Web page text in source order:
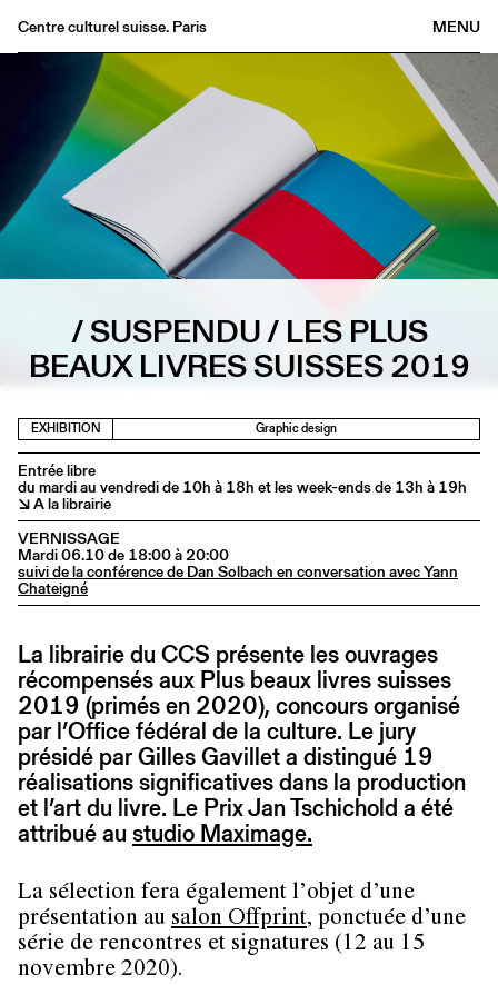
MENU
Centre culturel suisse. Paris
Bookshop
Buvette
Archives
Medias
About
/ SUSPENDU / LES PLUS
BEAUX LIVRES SUISSES 2019
EXHIBITION Graphic design
Entrée libre
du mardi au vendredi de 10h à 18h et les week-ends de 13h à 19h
↘ A la librairie
VERNISSAGE
Mardi 06.10 de 18:00 à 20:00
suivi de la conférence de Dan Solbach en conversation avec Yann
Chateigné
La librairie du CCS présente les ouvrages
récompensés aux Plus beaux livres suisses
2019 (primés en 2020), concours organisé
par l’Office fédéral de la culture. Le jury
présidé par Gilles Gavillet a distingué 19
réalisations significatives dans la production
et l’art du livre. Le Prix Jan Tschichold a été
attribué au studio Maximage.
La sélection fera également l’objet d’une
présentation au salon Offprint, ponctuée d’une
série de rencontres et signatures (12 au 15
novembre 2020).